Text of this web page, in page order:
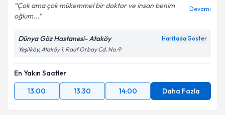
Çok ama çok mükemmel bir doktor ve insan benim
oğlum...
Devamı
Dünya Göz Hastanesi- Ataköy Haritada Göster
Yeşilköy, Ataköy 1. Rauf Orbay Cd. No:9
En Yakın Saatler
13:00
13:30 14:00 Daha Fazla